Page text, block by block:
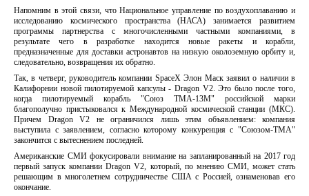
Напомним в этой связи, что Национальное управление по воздухоплаванию и
исследованию космического пространства (НАСА) занимается развитием
программы партнерства с многочисленными частными компаниями, в
результате чего в разработке находится новые ракеты и корабли,
предназначенные для доставки астронавтов на низкую околоземную орбиту и,
следовательно, возвращения их обратно.
Так, в четверг, руководитель компании SpaceX Элон Маск заявил о наличии в
Калифорнии новой пилотируемой капсулы - Dragon V2. Это было после того,
когда пилотируемый корабль "Союз ТМА-13М" российской марки
благополучно пристыковался к Международной космической станции (МКС).
Причем Dragon V2 не ограничился лишь этим объявлением: компания
выступила с заявлением, согласно которому конкуренция с "Союзом-ТМА"
закончится с вытеснением последней.
Американские СМИ фокусировали внимание на запланированный на 2017 год
первый запуск компании Dragon V2, который, по мнению СМИ, может стать
решающим в многолетнем сотрудничестве США с Россией, ознаменовав его
окончание.